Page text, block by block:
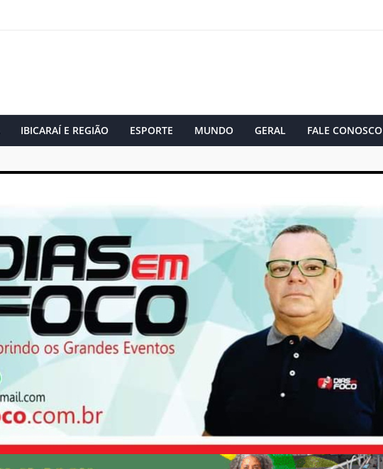
IBICARAÍ E REGIÃO ESPORTE MUNDO GERAL FALE CONOSCO